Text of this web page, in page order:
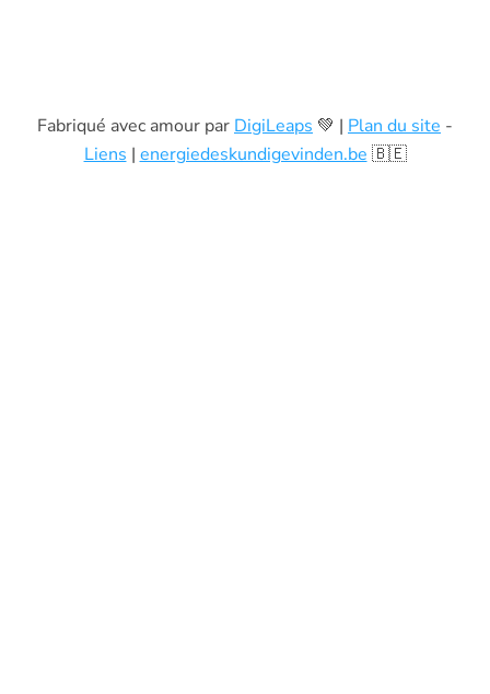
Fabriqué avec amour par DigiLeaps 💚 | Plan du site -
Liens | energiedeskundigevinden.be 🇧🇪